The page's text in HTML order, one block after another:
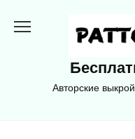
Авторские